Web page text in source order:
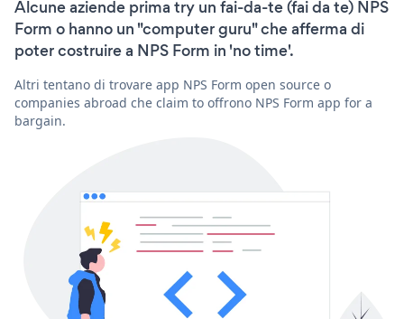
Alcune aziende prima try un fai-da-te (fai da te) NPS
Form o hanno un "computer guru" che afferma di
poter costruire a NPS Form in 'no time'.
Altri tentano di trovare app NPS Form open source o
companies abroad che claim to offrono NPS Form app for a
bargain.